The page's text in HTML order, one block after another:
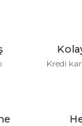
bozuk veya
eksik bilgiler
bulunuyor.
daha pahalı.
alternatifler olmalı.
Deneyimini Paylaş
Kredi